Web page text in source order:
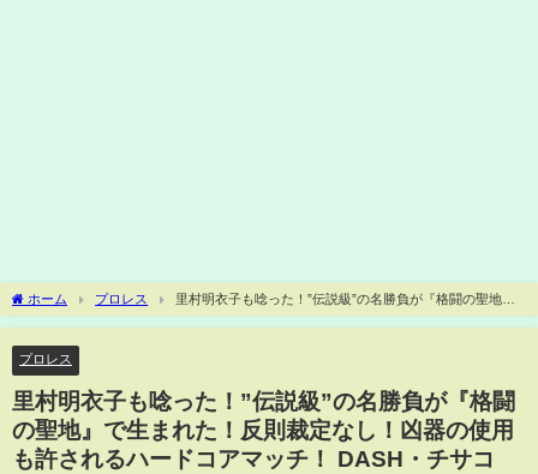
ホーム プロレス
里村明衣子も唸った！”伝説級”の名勝負が『格闘の聖地』
で生まれた！反則裁定なし！凶器の使用も許されるハードコアマッチ！ DASH・チサ
プロレス
里村明衣子も唸った！”伝説級”の名勝負が『格闘
の聖地』で生まれた！反則裁定なし！凶器の使用
も許されるハードコアマッチ！ DASH・チサコ